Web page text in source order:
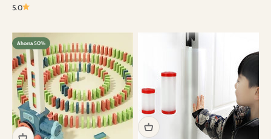
5.0
Ahorra 50%